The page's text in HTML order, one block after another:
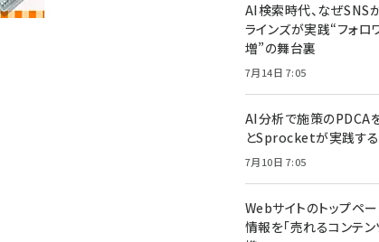
AI検索時代、なぜSNS
ラインズが実践“フォロ
増”の舞台裏
7月14日 7:05
AI分析で施策のPDCA
とSprocketが実践す
7月10日 7:05
Webサイトのトップペ
情報を「売れるコンテ